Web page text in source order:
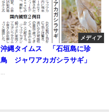
メディア
沖縄タイムス 「石垣島に珍
鳥 ジャワアカガシラサギ」